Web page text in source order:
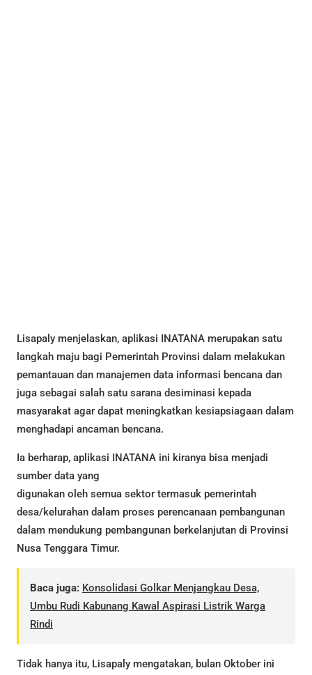
Lisapaly menjelaskan, aplikasi INATANA merupakan satu
langkah maju bagi Pemerintah Provinsi dalam melakukan
pemantauan dan manajemen data informasi bencana dan
juga sebagai salah satu sarana desiminasi kepada
masyarakat agar dapat meningkatkan kesiapsiagaan dalam
menghadapi ancaman bencana.
Ia berharap, aplikasi INATANA ini kiranya bisa menjadi
sumber data yang
digunakan oleh semua sektor termasuk pemerintah
desa/kelurahan dalam proses perencanaan pembangunan
dalam mendukung pembangunan berkelanjutan di Provinsi
Nusa Tenggara Timur.
Baca juga: Konsolidasi Golkar Menjangkau Desa,
Umbu Rudi Kabunang Kawal Aspirasi Listrik Warga
Rindi
Tidak hanya itu, Lisapaly mengatakan, bulan Oktober ini